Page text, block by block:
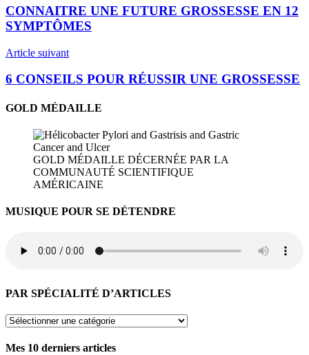
de
l’article
CONNAITRE UNE FUTURE GROSSESSE EN 12
SYMPTÔMES
Article suivant
6 CONSEILS POUR RÉUSSIR UNE GROSSESSE
GOLD MÉDAILLE
GOLD MÉDAILLE DÉCERNÉE PAR LA
COMMUNAUTÉ SCIENTIFIQUE
AMÉRICAINE
MUSIQUE POUR SE DÉTENDRE
PAR SPÉCIALITÉ D’ARTICLES
PAR
D’ARTICLES
Mes 10 derniers articles